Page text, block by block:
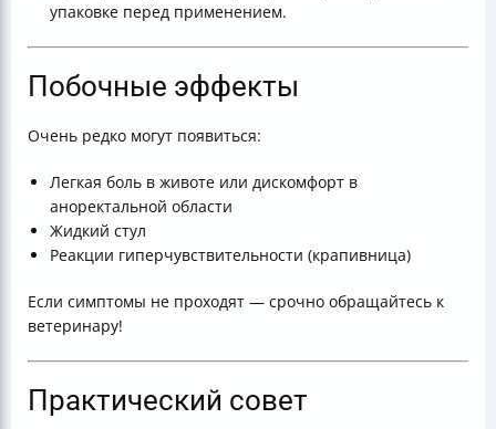
упаковке перед применением.
Побочные эффекты
Очень редко могут появиться:
Легкая боль в животе или дискомфорт в
аноректальной области
Жидкий стул
Реакции гиперчувствительности (крапивница)
Если симптомы не проходят — срочно обращайтесь к
ветеринару!
Практический совет